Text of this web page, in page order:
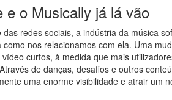
e o Musically já lá vão
redes sociais, a indústria da música
nos relacionamos com ela. Uma
curtos, à medida que mais
de danças, desafios e outros
uma enorme visibilidade e atrair um